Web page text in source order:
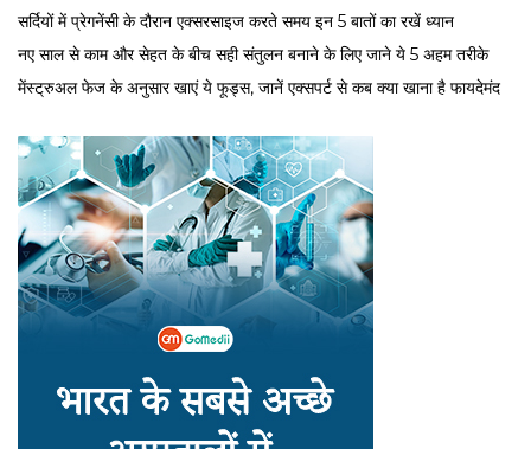
सर्द‍ियों में प्रेगनेंसी के दौरान एक्सरसाइज करते समय इन 5 बातों का रखें ध्यान
नए साल से काम और सेहत के बीच सही संतुलन बनाने के लिए जाने ये 5 अहम तरीके
मेंस्ट्रुअल फेज के अनुसार खाएं ये फूड्स, जानें एक्सपर्ट से कब क्या खाना है फायदेमंद